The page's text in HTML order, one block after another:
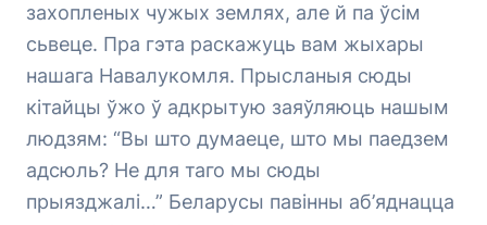
захопленых чужых землях, але й па ўсім
сьвеце. Пра гэта раскажуць вам жыхары
нашага Навалукомля. Прысланыя сюды
кітайцы ўжо ў адкрытую заяўляюць нашым
людзям: “Вы што думаеце, што мы паедзем
адсюль? Не для таго мы сюды
прыязджалі…” Беларусы павінны аб’яднацца